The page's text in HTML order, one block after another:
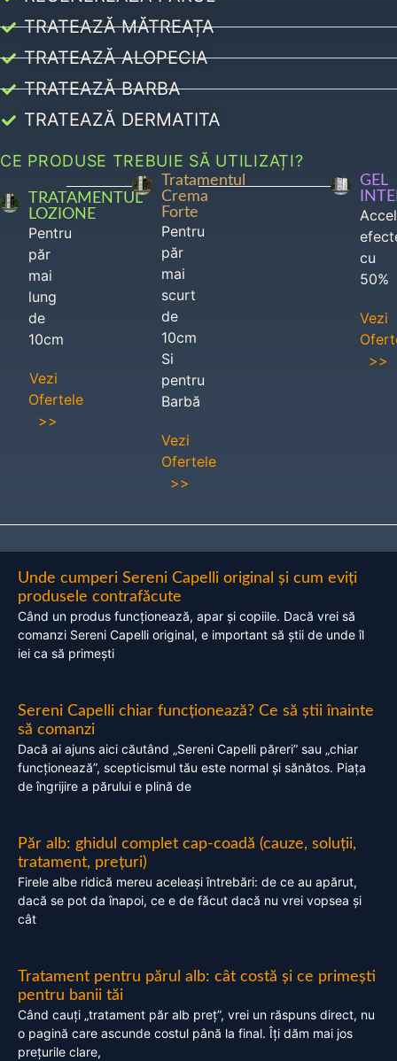
TRATEAZĂ MĂTREAȚA
TRATEAZĂ ALOPECIA
TRATEAZĂ BARBA
TRATEAZĂ DERMATITA
CE PRODUSE TREBUIE SĂ UTILIZAȚI?
TRATAMENTUL
LOZIONE
Pentru
păr
mai
lung
de
10cm
Vezi
Ofertele
>>
Tratamentul
Crema
Forte
Pentru
păr
mai
scurt
de
10cm
Si
pentru
Barbă
Vezi
Ofertele
>>
GEL
cu
50%
Vezi
>>
Unde cumperi Sereni Capelli original și cum eviți
produsele contrafăcute
Când un produs funcționează, apar și copiile. Dacă vrei să
comanzi Sereni Capelli original, e important să știi de unde îl
iei ca să primești
Sereni Capelli chiar funcționează? Ce să știi înainte
să comanzi
Dacă ai ajuns aici căutând „Sereni Capelli păreri” sau „chiar
funcționează”, scepticismul tău este normal și sănătos. Piața
de îngrijire a părului e plină de
Păr alb: ghidul complet cap-coadă (cauze, soluții,
tratament, prețuri)
Firele albe ridică mereu aceleași întrebări: de ce au apărut,
dacă se pot da înapoi, ce e de făcut dacă nu vrei vopsea și
cât
Tratament pentru părul alb: cât costă și ce primești
pentru banii tăi
Când cauți „tratament păr alb preț”, vrei un răspuns direct, nu
o pagină care ascunde costul până la final. Îți dăm mai jos
prețurile clare,